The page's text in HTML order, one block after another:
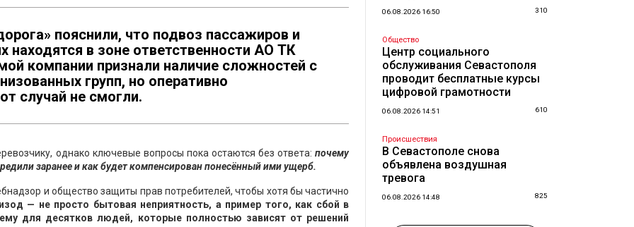
пояснили, что подвоз пассажиров и
находятся в зоне ответственности АО ТК
компании признали наличие сложностей с
групп, но оперативно
случай не смогли.
однако ключевые вопросы пока остаются без ответа:почему
заранее и как будет компенсирован понесённый ими ущерб.
и общество защиты прав потребителей, чтобы хотя бы частично
— не просто бытовая неприятность, а пример того, как сбой в
для десятков людей, которые полностью зависят от решений
06.08.2026 16:50 310
Общество
Центр социального
обслуживания Севастополя
проводит бесплатные курсы
цифровой грамотности
06.08.2026 14:51 610
Происшествия
В Севастополе снова
объявлена воздушная
тревога
06.08.2026 14:48 825